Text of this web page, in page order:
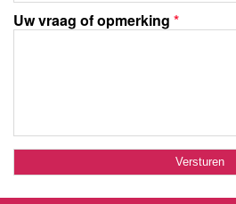
Uw vraag of opmerking *